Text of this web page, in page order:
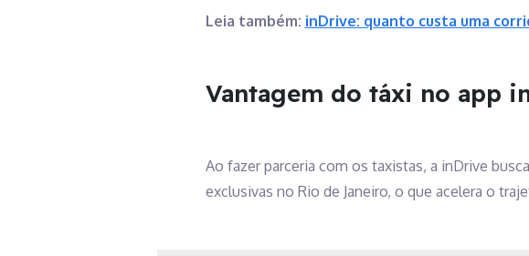
Leia também: inDrive: quanto custa uma
Vantagem do táxi no app
Ao fazer parceria com os taxistas, a inDrive
exclusivas no Rio de Janeiro, o que acelera o